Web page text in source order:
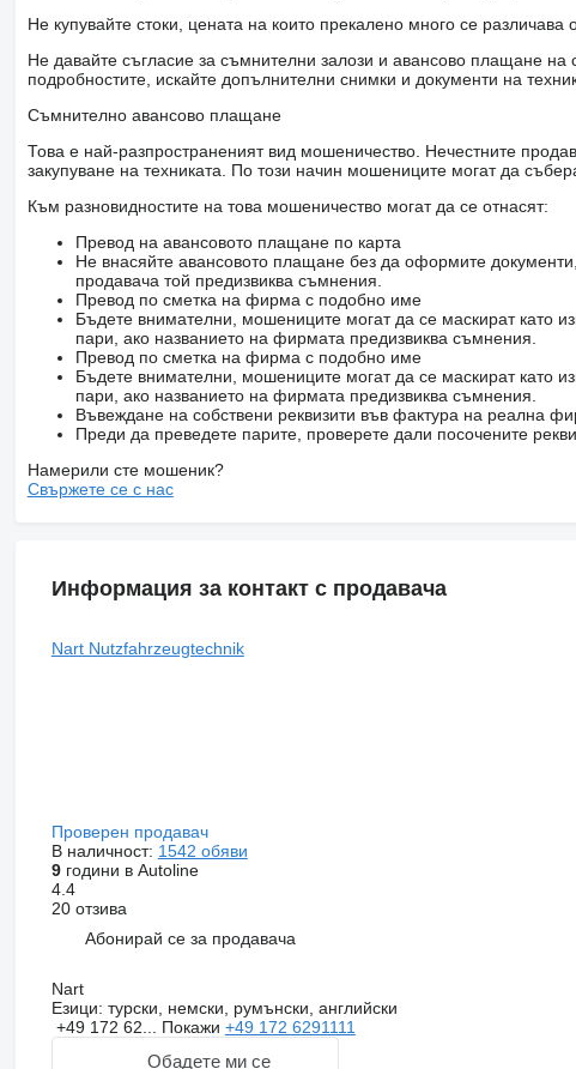
Не купувайте стоки, цената на които прекалено много се различава
Не давайте съгласие за съмнителни залози и авансово плащане на
подробностите, искайте допълнителни снимки и документи на
Съмнително авансово плащане
Това е най-разпространеният вид мошеничество. Нечестните
закупуване на техниката. По този начин мошениците могат да
Към разновидностите на това мошеничество могат да се отнасят:
Превод на авансовото плащане по карта
Не внасяйте авансовото плащане без да оформите
продавача той предизвиква съмнения.
Превод по сметка на фирма с подобно име
Бъдете внимателни, мошениците могат да се маскират като
пари, ако названието на фирмата предизвиква съмнения.
Превод по сметка на фирма с подобно име
Бъдете внимателни, мошениците могат да се маскират като
пари, ако названието на фирмата предизвиква съмнения.
Въвеждане на собствени реквизити във фактура на реална
Преди да преведете парите, проверете дали посочените
Намерили сте мошеник?
Свържете се с нас
Информация за контакт с продавача
Nart Nutzfahrzeugtechnik
Проверен продавач
В наличност: 1542 обяви
9години в Autoline
4.4
20 отзива
Абонирай се за продавача
Nart
Езици: турски, немски, румънски, английски
+49 172 62... Покажи +49 172 6291111
Обадете ми се